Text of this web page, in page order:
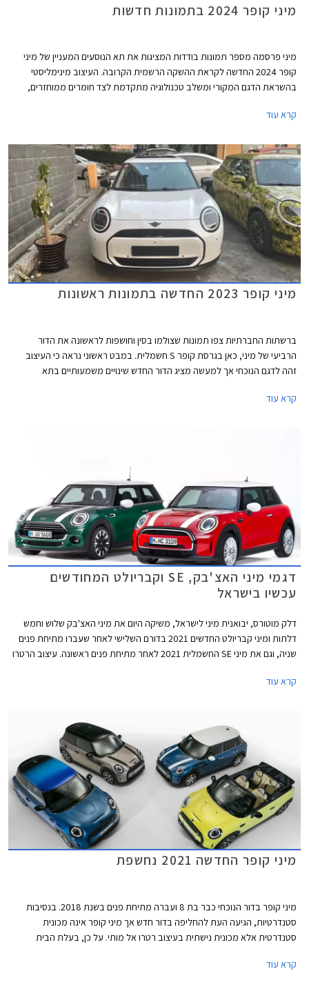
מיני קופר 2024 בתמונות חדשות
מיני פרסמה מספר תמונות בודדות המציגות את תא הנוסעים המעניין של מיני
קופר 2024 החדשה לקראת ההשקה הרשמית הקרובה. העיצוב מינימליסטי
בהשראת הדגם המקורי ומשלב טכנולוגיה מתקדמת לצד חומרים ממוחזרים,
קונספטואלי.
קרא עוד
מיני קופר 2023 החדשה בתמונות ראשונות
ברשתות החברתיות צפו תמונות שצולמו בסין וחושפות לראשונה את הדור
הרביעי של מיני, כאן בגרסת קופר S חשמלית. במבט ראשוני נראה כי העיצוב
זהה לדגם הנוכחי אך למעשה מציג הדור החדש שינויים משמעותיים בתא
קרא עוד
דגמי מיני האצ'בק, SE וקבריולט המחודשים
עכשיו בישראל
דלק מוטורס, יבואנית מיני לישראל, משיקה היום את מיני האצ'בק שלוש וחמש
דלתות ומיני קבריולט החדשים 2021 בדורם השלישי לאחר שעברו מתיחת פנים
שניה, וגם את מיני SE החשמלית 2021 לאחר מתיחת פנים ראשונה. עיצוב הרטרו
"חשמלי" ואטום עם מסגרת בגוון שחור מבריק. הפגוש הקדמי כולל כעת כונסי
פנס ערפל מרכזי. פנסי LED אחוריים עם גרפיקת דגל בריטניה - Union Lack
אינץ' חדשים, וצבעי מרכב חדשים לרבות צביעה רב גונית לגג המשלבת שני
צבעים.
קרא עוד
מיני קופר החדשה 2021 נחשפת
מיני קופר בדור הנוכחי כבר בת 8 ועברה מתיחת פנים בשנת 2018. בנסיבות
סטנדרטיות, הגיעה העת להחליפה בדור חדש אך מיני קופר אינה מכונית
סטנדרטית אלא מכונית נישתית בעיצוב רטרו אל מותי. על כן, בעלת הבית
אשר ישאירו אותה עדכנית בקו החזית לשנים הקרובות.
קרא עוד